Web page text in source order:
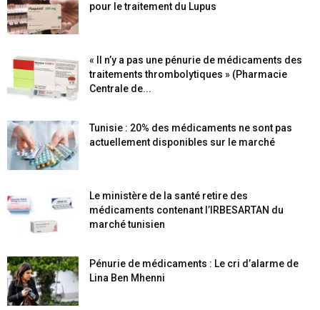
pour le traitement du Lupus
« Il n’y a pas une pénurie de médicaments des
traitements thrombolytiques » (Pharmacie
Centrale de...
Tunisie : 20% des médicaments ne sont pas
actuellement disponibles sur le marché
Le ministère de la santé retire des
médicaments contenant l’IRBESARTAN du
marché tunisien
Pénurie de médicaments : Le cri d’alarme de
Lina Ben Mhenni